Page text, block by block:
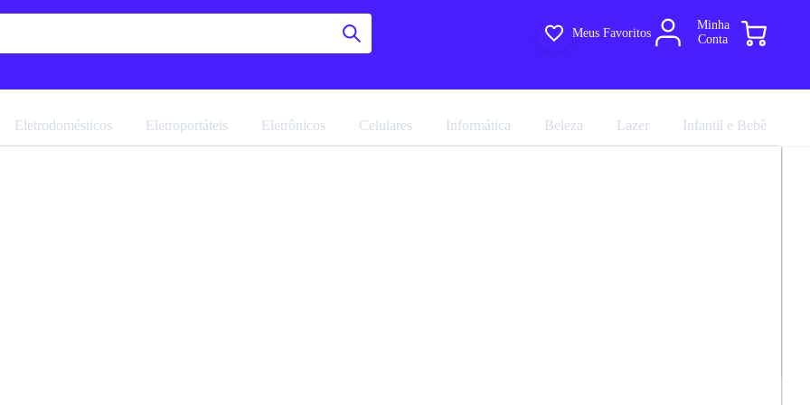
Meus Favoritos
Minha
Conta
Eletrodomésticos Eletroportáteis Eletrônicos Celulares Informática Beleza Lazer Infantil e Bebê